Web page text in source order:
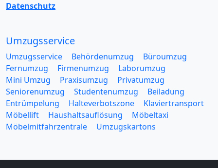
Datenschutz
Umzugsservice
Umzugsservice Behördenumzug
Büroumzug
Fernumzug
Firmenumzug
Laborumzug
Mini Umzug
Praxisumzug
Privatumzug
Seniorenumzug
Studentenumzug
Beiladung
Entrümpelung
Halteverbotszone
Klaviertransport
Möbellift
Haushaltsauflösung
Möbeltaxi
Möbelmitfahrzentrale
Umzugskartons